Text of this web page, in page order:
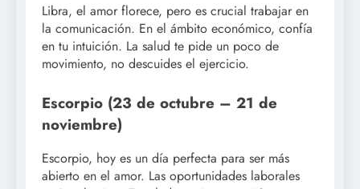
Libra, el amor florece, pero es crucial trabajar en
la comunicación. En el ámbito económico, confía
en tu intuición. La salud te pide un poco de
movimiento, no descuides el ejercicio.
Escorpio (23 de octubre – 21 de
noviembre)
Escorpio, hoy es un día perfecta para ser más
abierto en el amor. Las oportunidades laborales